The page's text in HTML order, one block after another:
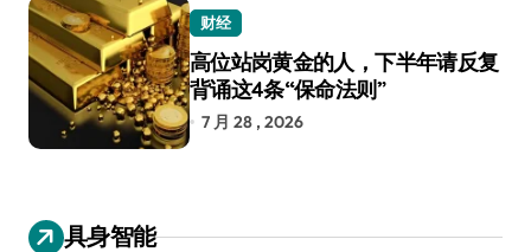
财经
高位站岗黄金的人，下半年请反复
背诵这4条“保命法则”
7 月 28 , 2026
具身智能